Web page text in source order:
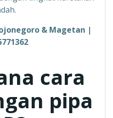
& Magetan |
cara
pipa